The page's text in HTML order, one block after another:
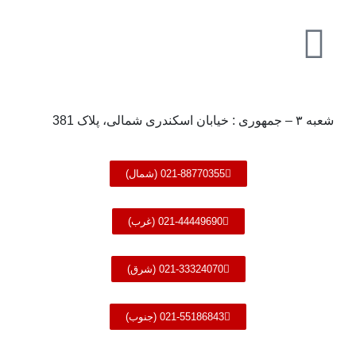
شعبه ۳ – جمهوری : خیابان اسکندری شمالی، پلاک 381
021-88770355 (شمال)
021-44449690 (غرب)
021-33324070 (شرق)
021-55186843 (جنوب)